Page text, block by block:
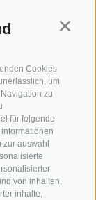
Cookies
um
zu
für folgende
zur auswahl
von inhalten,
inhalte,